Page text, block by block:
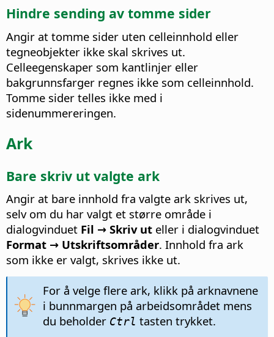
Hindre sending av tomme sider
Angir at tomme sider uten celleinnhold eller
tegneobjekter ikke skal skrives ut.
Celleegenskaper som kantlinjer eller
bakgrunnsfarger regnes ikke som celleinnhold.
Tomme sider telles ikke med i
sidenummereringen.
Ark
Bare skriv ut valgte ark
Angir at bare innhold fra valgte ark skrives ut,
selv om du har valgt et større område i
dialogvinduet Fil → Skriv ut eller i dialogvinduet
Format → Utskriftsområder. Innhold fra ark
som ikke er valgt, skrives ikke ut.
For å velge flere ark, klikk på arknavnene
i bunnmargen på arbeidsområdet mens
du beholder Ctrl tasten trykket.